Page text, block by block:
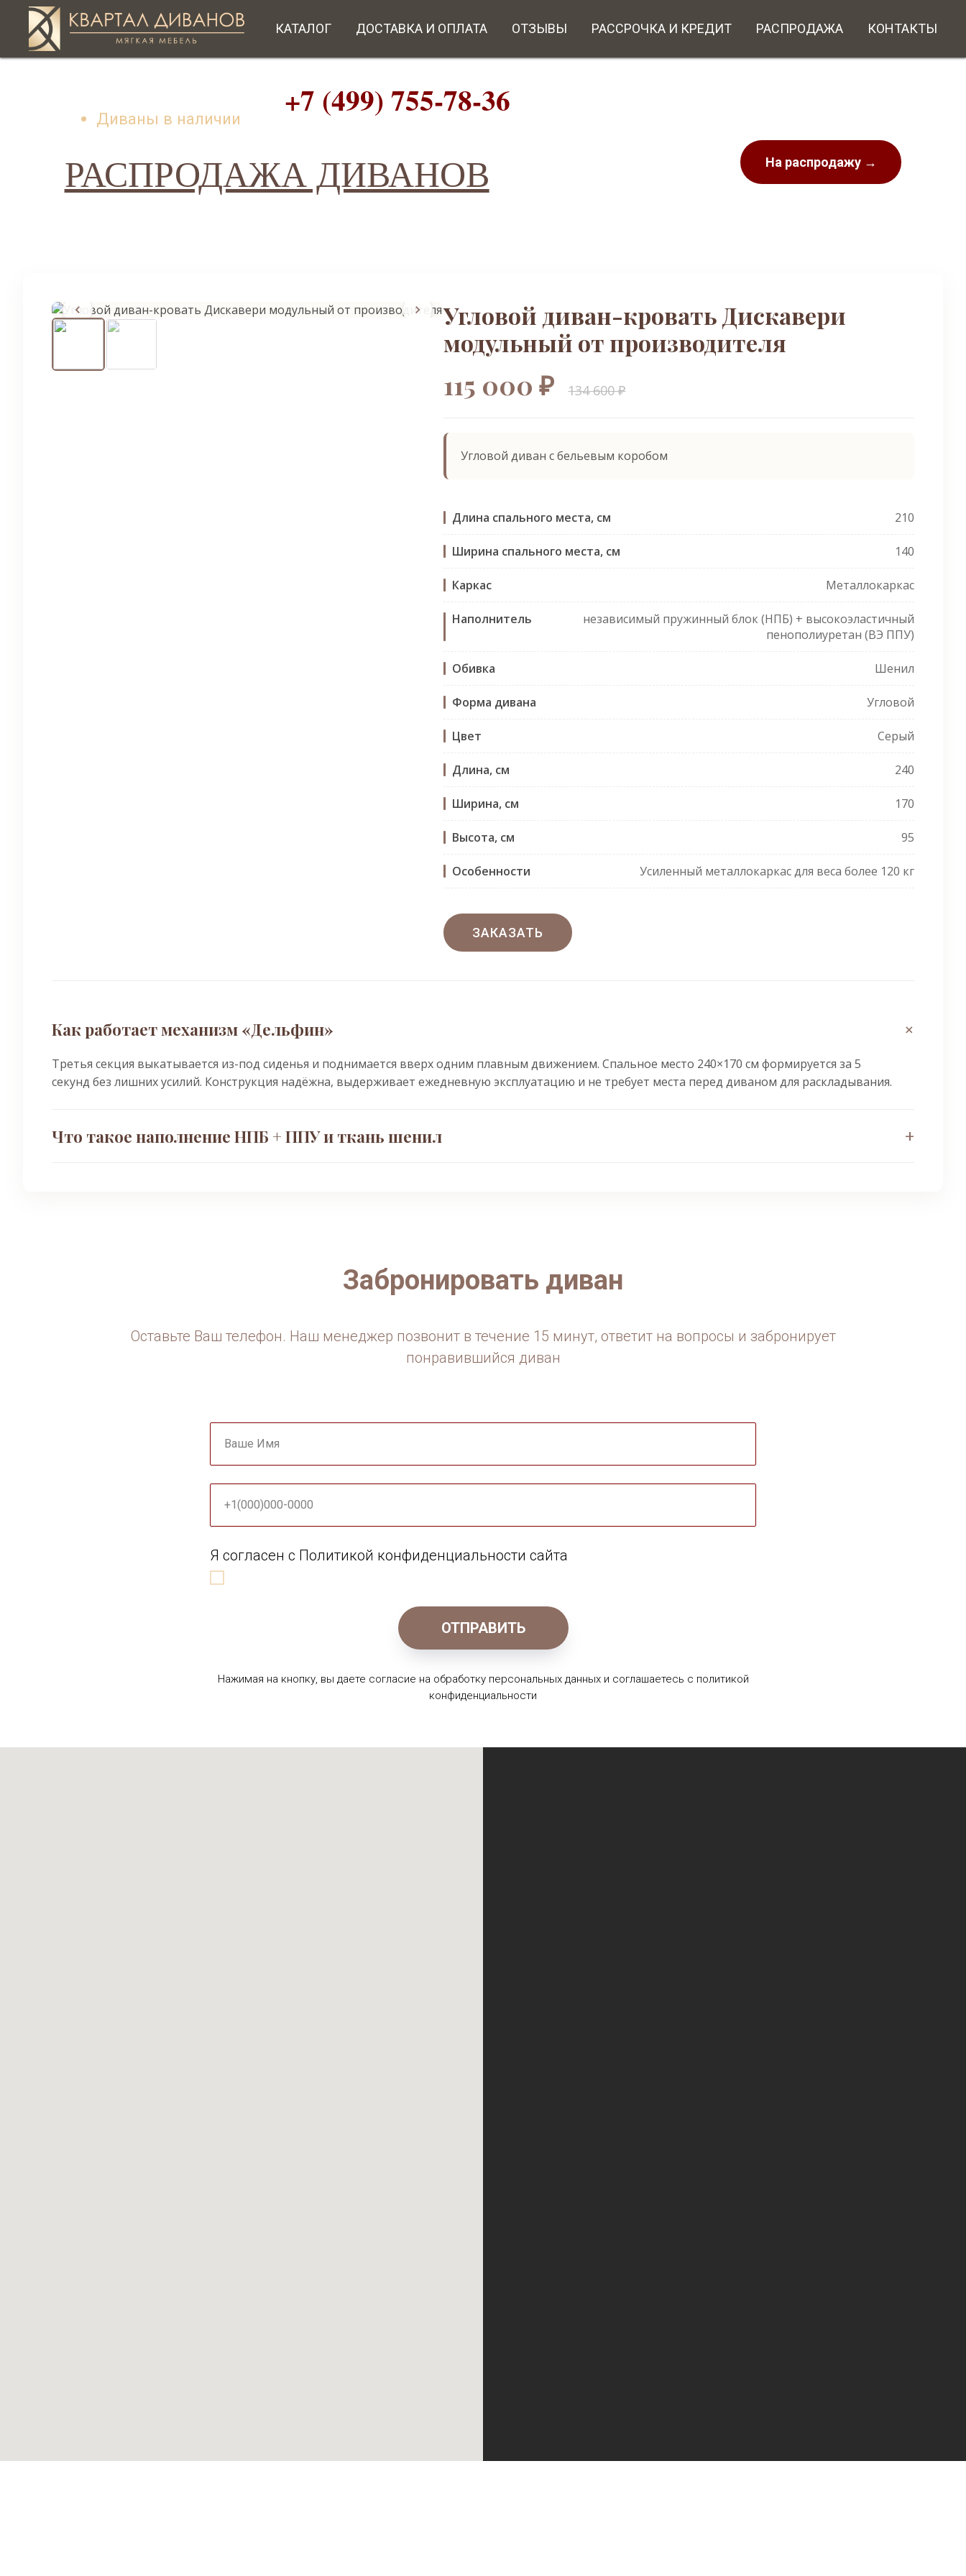
КАТАЛОГ ДОСТАВКА И ОПЛАТА ОТЗЫВЫ РАССРОЧКА И КРЕДИТ РАСПРОДАЖА КОНТАКТЫ
РАСПРОДАЖА ДИВАНОВ На распродажу →
+7 (499) 755-78-36
Угловой диван-кровать Дискавери
модульный от производителя
115 000 ₽ 134 600 ₽
Угловой диван с бельевым коробом
Длина спального места, см 210
Ширина спального места, см 140
Каркас Металлокаркас
Наполнитель
независимый пружинный блок (НПБ) + высокоэластичный
пенополиуретан (ВЭ ППУ)
Обивка Шенил
Форма дивана Угловой
Цвет Серый
Длина, см 240
Ширина, см 170
Высота, см 95
Особенности Усиленный металлокаркас для веса более 120 кг
ЗАКАЗАТЬ
Как работает механизм «Дельфин» +
Третья секция выкатывается из-под сиденья и поднимается вверх одним плавным движением. Спальное место 240×170 см формируется за 5
секунд без лишних усилий. Конструкция надёжна, выдерживает ежедневную эксплуатацию и не требует места перед диваном для раскладывания.
Что такое наполнение НПБ + ППУ и ткань шенил +
Забронировать диван
Оставьте Ваш телефон. Наш менеджер позвонит в течение 15 минут, ответит на вопросы и забронирует
понравившийся диван
Ваше Имя
+1(000)000-0000
Я согласен с Политикой конфиденциальности сайта
ОТПРАВИТЬ
Нажимая на кнопку, вы даете согласие на обработку персональных данных и соглашаетесь c политикой
конфиденциальности